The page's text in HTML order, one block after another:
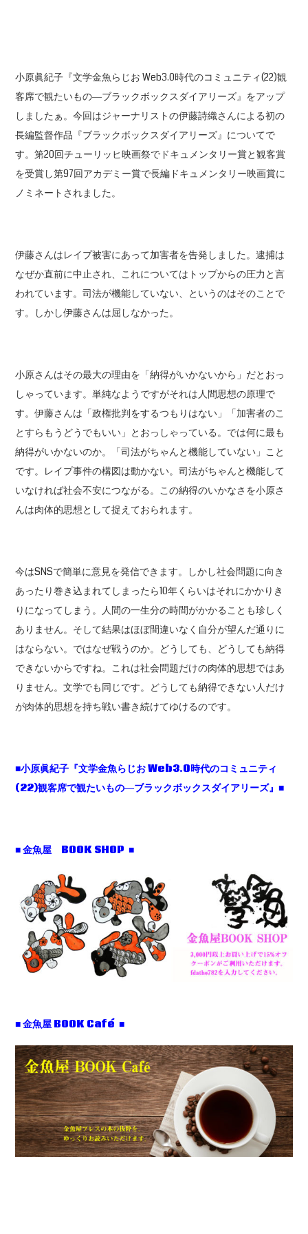
小原眞紀子『文学金魚らじお Web3.0時代のコミュニティ(22)観
客席で観たいもの―ブラックボックスダイアリーズ』をアップ
しましたぁ。今回はジャーナリストの伊藤詩織さんによる初の
長編監督作品『ブラックボックスダイアリーズ』についてで
す。第20回チューリッヒ映画祭でドキュメンタリー賞と観客賞
を受賞し第97回アカデミー賞で長編ドキュメンタリー映画賞に
ノミネートされました。
伊藤さんはレイプ被害にあって加害者を告発しました。逮捕は
なぜか直前に中止され、これについてはトップからの圧力と言
われています。司法が機能していない、というのはそのことで
す。しかし伊藤さんは屈しなかった。
小原さんはその最大の理由を「納得がいかないから」だとおっ
しゃっています。単純なようですがそれは人間思想の原理で
す。伊藤さんは「政権批判をするつもりはない」「加害者のこ
とすらもうどうでもいい」とおっしゃっている。では何に最も
納得がいかないのか。「司法がちゃんと機能していない」こと
です。レイプ事件の構図は動かない。司法がちゃんと機能して
いなければ社会不安につながる。この納得のいかなさを小原さ
んは肉体的思想として捉えておられます。
今はSNSで簡単に意見を発信できます。しかし社会問題に向き
あったり巻き込まれてしまったら10年くらいはそれにかかりき
りになってしまう。人間の一生分の時間がかかることも珍しく
ありません。そして結果はほぼ間違いなく自分が望んだ通りに
はならない。ではなぜ戦うのか。どうしても、どうしても納得
できないからですね。これは社会問題だけの肉体的思想ではあ
りません。文学でも同じです。どうしても納得できない人だけ
が肉体的思想を持ち戦い書き続けてゆけるのです。
■小原眞紀子『文学金魚らじお Web3.0時代のコミュニティ
(22)観客席で観たいもの―ブラックボックスダイアリーズ』■
■ 金魚屋 BOOK SHOP ■
■ 金魚屋 BOOK Café ■